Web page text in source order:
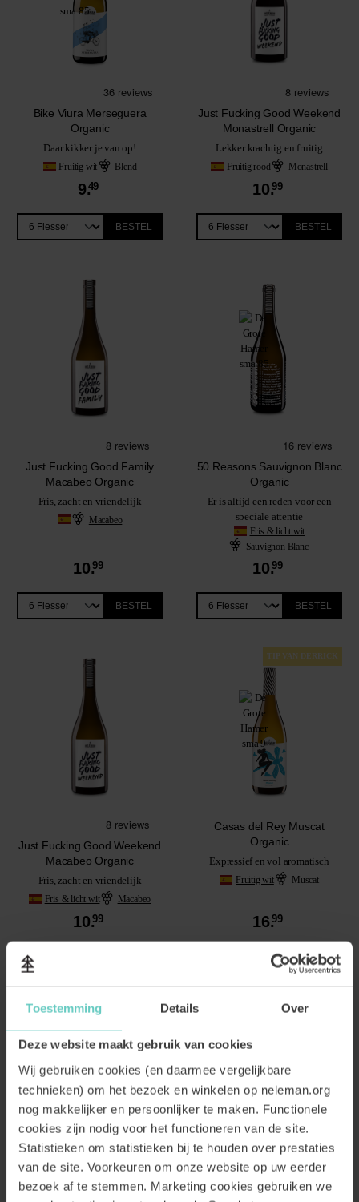
Toestemming Details Over
Deze website maakt gebruik van cookies
Wij gebruiken cookies (en daarmee vergelijkbare
technieken) om het bezoek en winkelen op neleman.org
nog makkelijker en persoonlijker te maken. Functionele
cookies zijn nodig voor het functioneren van de site.
Statistieken om statistieken bij te houden over prestaties
van de site. Voorkeuren om onze website op uw eerder
bezoek af te stemmen. Marketing cookies gebruiken we
Bike Viura Merseguera
Organic
Daar kikker je van op!
Fruitig wit Blend
9.49
BESTEL
Just Fucking Good Weekend
Monastrell Organic
Lekker krachtig en fruitig
Fruitig rood Monastrell
10.99
BESTEL
Just Fucking Good Family
Macabeo Organic
Fris, zacht en vriendelijk
Macabeo
10.99
BESTEL
50 Reasons Sauvignon Blanc
Organic
Er is altijd een reden voor een
speciale attentie
Fris & licht wit
Sauvignon Blanc
10.99
BESTEL
Just Fucking Good Weekend
Macabeo Organic
Fris, zacht en vriendelijk
Fris & licht wit Macabeo
10.99
TIP VAN DERRICK
Casas del Rey Muscat
Organic
Expressief en vol aromatisch
Fruitig wit Muscat
16.99
BESTEL
Just Fucking Good Family Just Fucking Good Friends